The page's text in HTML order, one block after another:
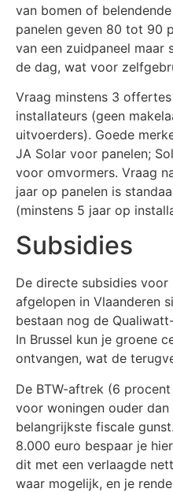
van bomen of
panelen geven 80 tot 90
van een zuidpaneel
de dag, wat voor
Vraag minstens 3
installateurs (geen
uitvoerders). Goede
JA Solar voor panelen;
voor omvormers. Vraag
jaar op panelen is
(minstens 5 jaar op
Subsidies
De directe subsidies voor
afgelopen in Vlaanderen
bestaan nog de
In Brussel kun je groene
ontvangen, wat de
De BTW-aftrek (6
voor woningen ouder
belangrijkste fiscale
8.000 euro bespaar je
dit met een verlaagde
waar mogelijk, en je